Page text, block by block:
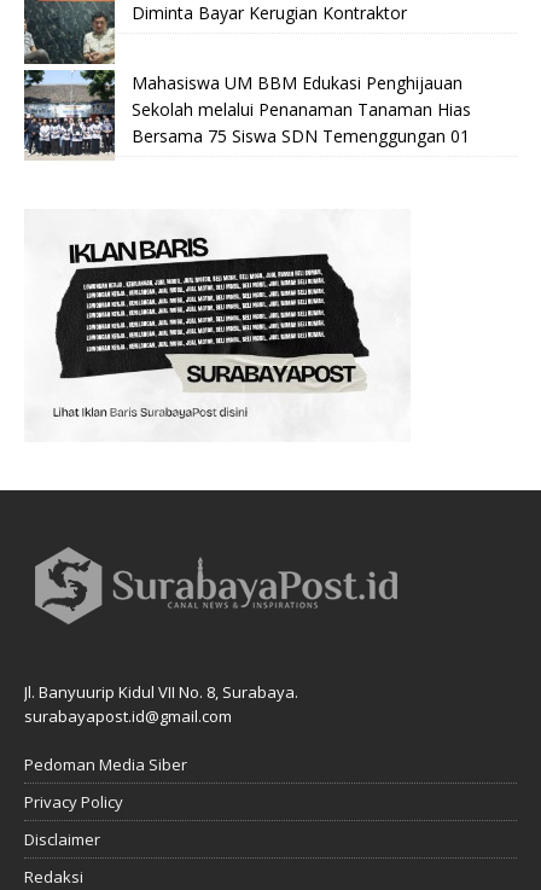
Diminta Bayar Kerugian Kontraktor
Mahasiswa UM BBM Edukasi Penghijauan
Sekolah melalui Penanaman Tanaman Hias
Bersama 75 Siswa SDN Temenggungan 01
Jl. Banyuurip Kidul VII No. 8, Surabaya.
surabayapost.id@gmail.com
Pedoman Media Siber
Privacy Policy
Disclaimer
Redaksi